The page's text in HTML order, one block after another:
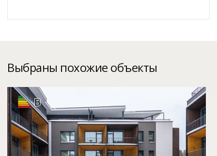
Выбраны похожие объекты
B